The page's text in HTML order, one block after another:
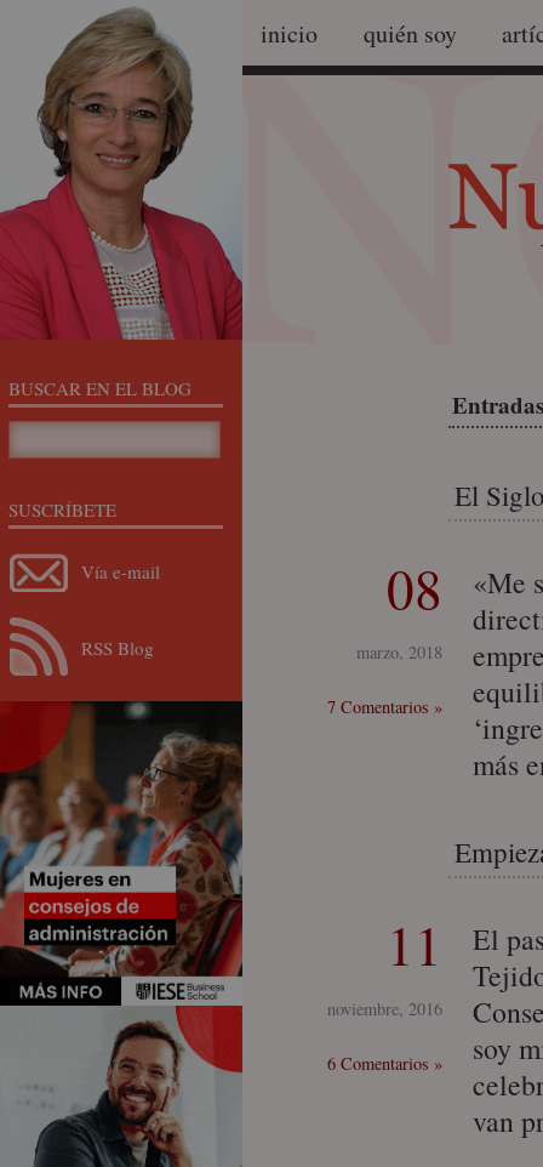
inicio quién soy
El
08
marzo, 2018
7 Comentarios »
«Me
más
11
noviembre, 2016
6 Comentarios »
El
soy
van
BUSCAR EN EL BLOG
SUSCRÍBETE
Vía e-mail
RSS Blog